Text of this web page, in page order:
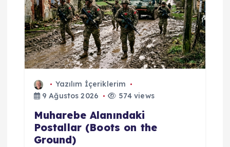
Yazılım İçeriklerim
9 Ağustos 2026
574 views
Muharebe Alanındaki
Postallar (Boots on the
Ground)